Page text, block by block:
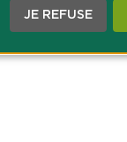
JE REFUSE